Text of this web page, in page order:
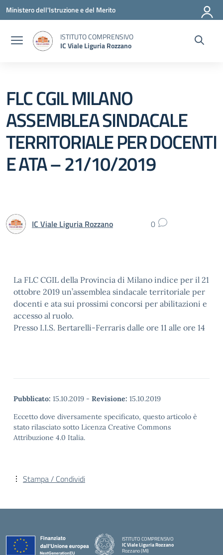
Vai ai contenuti
Vai al menu di navigazione
Vai al footer
Ministero dell'Istruzione e del Merito
ISTITUTO COMPRENSIVO
IC Viale Liguria Rozzano
FLC CGIL MILANO
ASSEMBLEA SINDACALE
TERRITORIALE PER DOCENTI
E ATA – 21/10/2019
IC Viale Liguria Rozzano 0
La FLC CGIL della Provincia di Milano indice per il 21
ottobre 2019 un’assemblea sindacale territoriale per
docenti e ata sui prossimi concorsi per abilitazioni e
accesso al ruolo.
Presso I.I.S. Bertarelli-Ferraris dalle ore 11 alle ore 14
Pubblicato: 15.10.2019 - Revisione: 15.10.2019
Eccetto dove diversamente specificato, questo articolo è
stato rilasciato sotto Licenza Creative Commons
Attribuzione 4.0 Italia.
Stampa / Condividi
ISTITUTO COMPRENSIVO
IC Viale Liguria Rozzano
Rozzano (MI)